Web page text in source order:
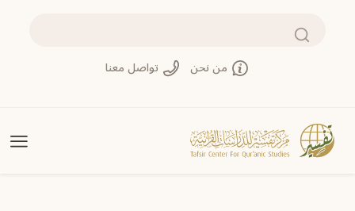
بحث
من نحن تواصل معنا